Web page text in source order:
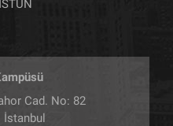
Cad. No: 82
İstanbul